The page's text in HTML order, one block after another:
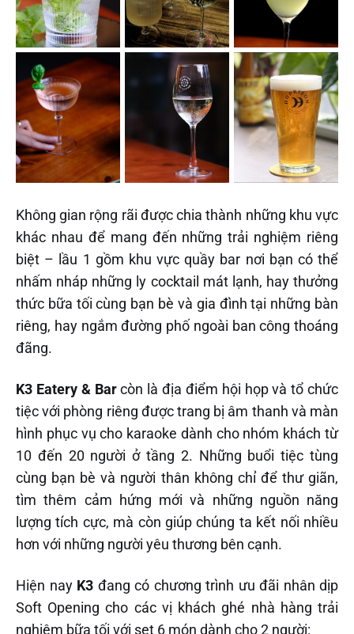
Không gian rộng rãi được chia thành những khu vực
khác nhau để mang đến những trải nghiệm riêng
biệt – lầu 1 gồm khu vực quầy bar nơi bạn có thể
nhấm nháp những ly cocktail mát lạnh, hay thưởng
thức bữa tối cùng bạn bè và gia đình tại những bàn
riêng, hay ngắm đường phố ngoài ban công thoáng
đãng.
K3 Eatery & Barcòn là địa điểm hội họp và tổ chức
tiệc với phòng riêng được trang bị âm thanh và màn
hình phục vụ cho karaoke dành cho nhóm khách từ
10 đến 20 người ở tầng 2. Những buổi tiệc tùng
cùng bạn bè và người thân không chỉ để thư giãn,
tìm thêm cảm hứng mới và những nguồn năng
lượng tích cực, mà còn giúp chúng ta kết nối nhiều
hơn với những người yêu thương bên cạnh.
Hiện nay K3 đang có chương trình ưu đãi nhân dịp
Soft Opening cho các vị khách ghé nhà hàng trải
nghiệm bữa tối với set 6 món dành cho 2 người: